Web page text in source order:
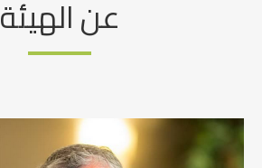
عن الهيئة